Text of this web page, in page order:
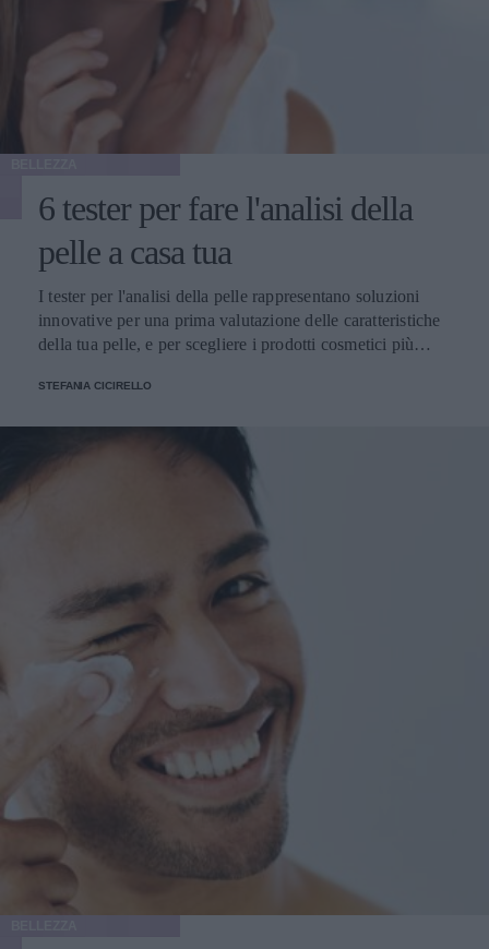
6 tester per fare l'analisi della
pelle a casa tua
I tester per l'analisi della pelle rappresentano soluzioni
innovative per una prima valutazione delle caratteristiche
della tua pelle, e per scegliere i prodotti cosmetici più
STEFANIA CICIRELLO